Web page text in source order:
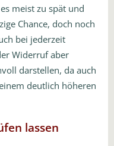
meist zu spät und
Chance, doch noch
bei jederzeit
Widerruf aber
darstellen, da auch
deutlich höheren
lassen